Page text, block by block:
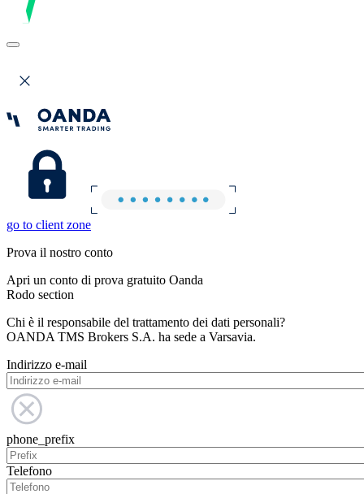
go to client zone
Prova il nostro conto
Apri un conto di prova gratuito Oanda
Rodo section
Chi è il responsabile del trattamento dei dati personali?
OANDA TMS Brokers S.A. ha sede a Varsavia.
Indirizzo e-mail
phone_prefix
Telefono